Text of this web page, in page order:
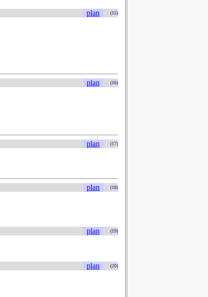
plan (15)
plan (16)
plan (17)
plan (18)
plan (19)
plan (20)